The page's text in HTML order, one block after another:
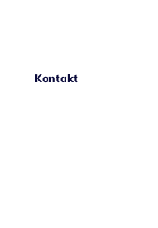
Kontakt